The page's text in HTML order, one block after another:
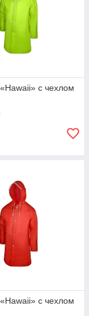
c чехлом
c чехлом